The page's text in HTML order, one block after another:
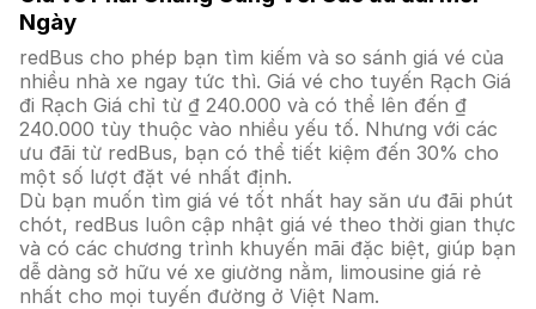
Ngày
redBus cho phép bạn tìm kiếm và so sánh giá vé của
nhiều nhà xe ngay tức thì. Giá vé cho tuyến Rạch Giá
đi Rạch Giá chỉ từ ₫ 240.000 và có thể lên đến ₫
240.000 tùy thuộc vào nhiều yếu tố. Nhưng với các
ưu đãi từ redBus, bạn có thể tiết kiệm đến 30% cho
một số lượt đặt vé nhất định.
Dù bạn muốn tìm giá vé tốt nhất hay săn ưu đãi phút
chót, redBus luôn cập nhật giá vé theo thời gian thực
và có các chương trình khuyến mãi đặc biệt, giúp bạn
dễ dàng sở hữu vé xe giường nằm, limousine giá rẻ
nhất cho mọi tuyến đường ở Việt Nam.